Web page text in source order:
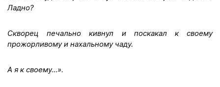
Ладно?
Скворец печально кивнул и поскакал к своему
прожорливому и нахальному чаду.
А я к своему…».